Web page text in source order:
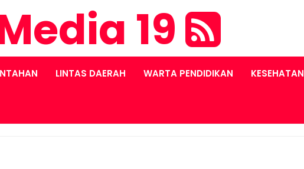
19
LINTAS DAERAH WARTA PENDIDIKAN KESEHATAN